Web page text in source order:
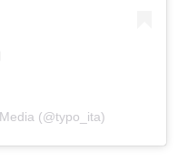
(@typo_ita)